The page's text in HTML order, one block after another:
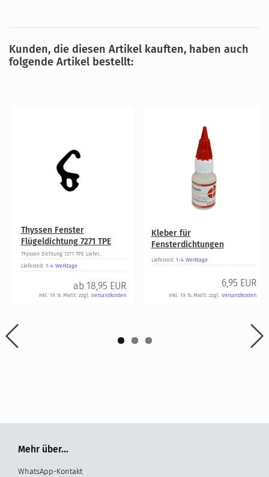
Kunden, die diesen Artikel kauften, haben auch
folgende Artikel bestellt:
Thyssen Fenster
Flügeldichtung 7271 TPE
Thyssen Dichtung 7271 TPE Liefer...
Lieferzeit: 1-4 Werktage
ab 18,95 EUR
inkl. 19 % MwSt. zzgl. Versandkosten
Kleber für
Fensterdichtungen
Lieferzeit: 1-4 Werktage
6,95 EUR
inkl. 19 % MwSt. zzgl. Versandkosten
Mehr über...
WhatsApp-Kontakt